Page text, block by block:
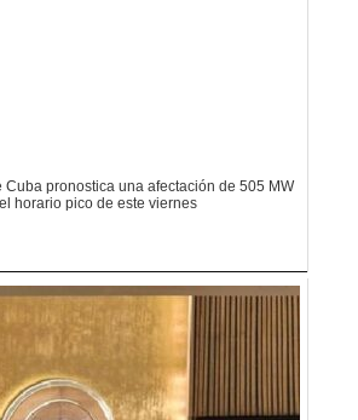
Cuba pronostica una afectación de 505 MW
horario pico de este viernes